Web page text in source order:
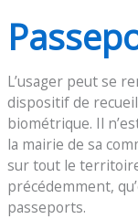
L’usager peut se
dispositif de
biométrique. Il
la mairie de sa
sur tout le
précédemment,
passeports.